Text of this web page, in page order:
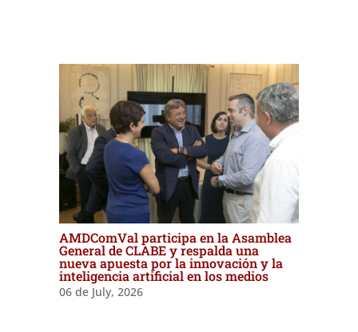
AMDComVal participa en la Asamblea
General de CLABE y respalda una
nueva apuesta por la innovación y la
inteligencia artificial en los medios
06 de July, 2026